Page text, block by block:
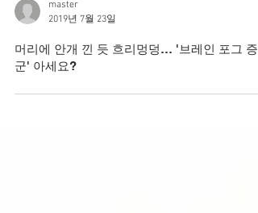
master
2019년 7월 23일
머리에 안개 낀 듯 흐리멍덩… '브레인 포그 증